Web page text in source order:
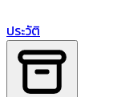
ประวัติ